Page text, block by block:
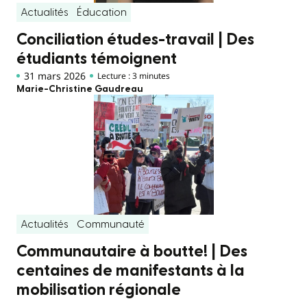
Actualités Éducation
Conciliation études-travail | Des
étudiants témoignent
31 mars 2026 Lecture : 3 minutes
Marie-Christine Gaudreau
Actualités Communauté
Communautaire à boutte! | Des
centaines de manifestants à la
mobilisation régionale